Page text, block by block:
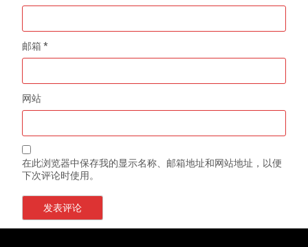
邮箱*
网站
在此浏览器中保存我的显示名称、邮箱地址和网站地址，以便
下次评论时使用。